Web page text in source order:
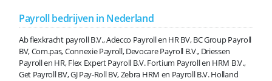
Payroll bedrijven in Nederland
Ab flexkracht payroll B.V., Adecco Payroll en HR BV, BC Group Payroll
BV, Com.pas, Connexie Payroll, Devocare Payroll B.V., Driessen
Payroll en HR, Flex Expert Payroll B.V. Fortium Payroll en HRM B.V.,
Get Payroll BV, GJ Pay-Roll BV, Zebra HRM en Payroll B.V. Holland